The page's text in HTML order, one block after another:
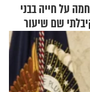
על חייה בבני
שם שיעור